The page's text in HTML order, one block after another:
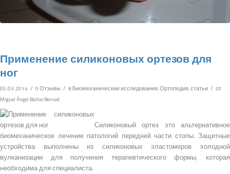
Применение силиконовых ортезов для
ног
05.03.2014 / 0 Отзывы / вБиомеханические исследования,Ортопедия,статьи / от
Miguel Ángel Baños Bernad
Силиконовый ортез это альтернативное
биомеханическое лечение патологий передней части стопы. Защитные
устройства выполнены из силиконовых эластомеров холодной
вулканизации для получения терапевтического формы, которая
необходима для специалиста.